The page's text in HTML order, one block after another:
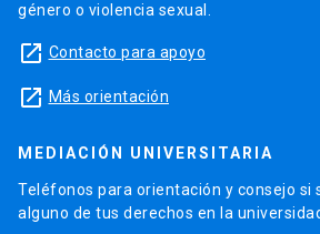
género o violencia sexual.
launch Contacto para apoyo
launch Más orientación
MEDIACIÓN UNIVERSITARIA
Teléfonos para orientación y consejo si
alguno de tus derechos en la